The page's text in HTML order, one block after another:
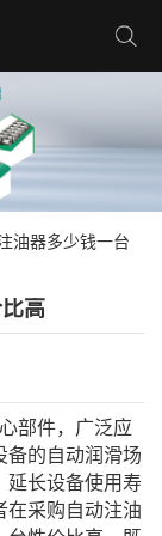
油器多少钱一台
高
部件，广泛应
备的自动润滑场
延长设备使用寿
在采购自动注油